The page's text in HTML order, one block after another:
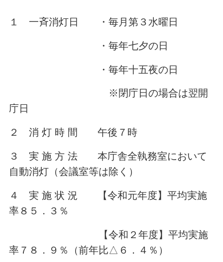
１ 一斉消灯日 ・毎月第３水曜日
・毎年七夕の日
・毎年十五夜の日
※閉庁日の場合は翌開
庁日
２ 消 灯 時 間 午後７時
３ 実 施 方 法 本庁舎全執務室において
自動消灯（会議室等は除く）
４ 実 施 状 況 【令和元年度】平均実施
率８５．３％
【令和２年度】平均実施
率７８．９％（前年比△６．４％）